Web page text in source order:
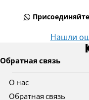
Нашли
Обратная связь
О нас
Обратная связь